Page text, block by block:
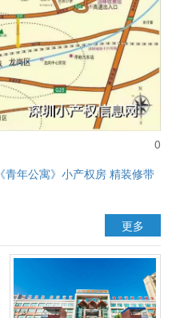
0
青年公寓》小产权房 精装修带
更多